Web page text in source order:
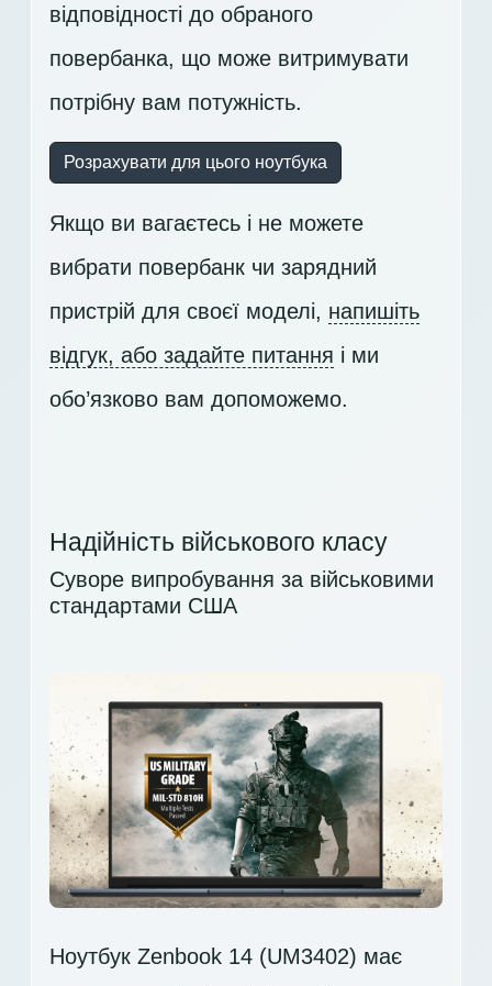
відповідності до обраного
повербанка, що може витримувати
потрібну вам потужність.
Розрахувати для цього ноутбука
Якщо ви вагаєтесь і не можете
вибрати повербанк чи зарядний
пристрій для своєї моделі, напишіть
відгук, або задайте питання і ми
обо’язково вам допоможемо.
Надійність військового класу
Суворе випробування за військовими
стандартами США
Ноутбук Zenbook 14 (UM3402) має